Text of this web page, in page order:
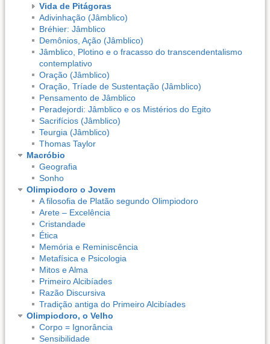
Vida de Pitágoras
Adivinhação (Jâmblico)
Bréhier: Jâmblico
Demônios, Ação (Jâmblico)
Jâmblico, Plotino e o fracasso do transcendentalismo
contemplativo
Oração (Jâmblico)
Oração, Tríade de Sustentação (Jâmblico)
Pensamento de Jâmblico
Peradejordi: Jâmblico e os Mistérios do Egito
Sacrifícios (Jâmblico)
Teurgia (Jâmblico)
Thomas Taylor
Macróbio
Geografia
Sonho
Olimpiodoro o Jovem
A filosofia de Platão segundo Olimpiodoro
Arete – Excelência
Cristandade
Ética
Memória e Reminiscência
Metafísica e Psicologia
Mitos e Alma
Primeiro Alcibíades
Razão Discursiva
Tradição antiga do Primeiro Alcibíades
Olimpiodoro, o Velho
Corpo = Ignorância
Sensibilidade